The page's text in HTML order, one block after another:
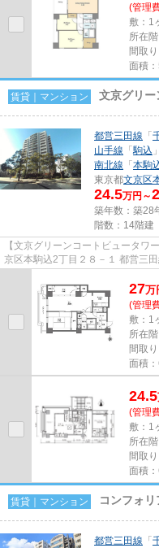
(管理
敷：1
所在
間取
面積
賃貸｜マンション 文京グリー
都営三田線 「
山手線 「駒込
南北線 「 本駒
東京都文京区
24.5万円～
築年数：築28
階数：14階建
【文京グリーンコートビュータワー
京区本駒込2丁目２８－１ 都営三田線「千石駅」徒歩4分・JR山手線・南北線
27万
(管理
敷：1
所在
間取
面積
24.5
(管理
敷：1
所在
間取
面積
賃貸｜マンション コンフォ
都営三田線 「